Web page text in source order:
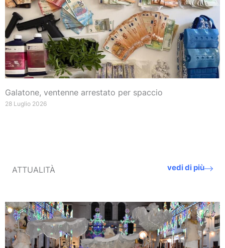
Galatone, ventenne arrestato per spaccio
28 Luglio 2026
ATTUALITÀ vedi di più